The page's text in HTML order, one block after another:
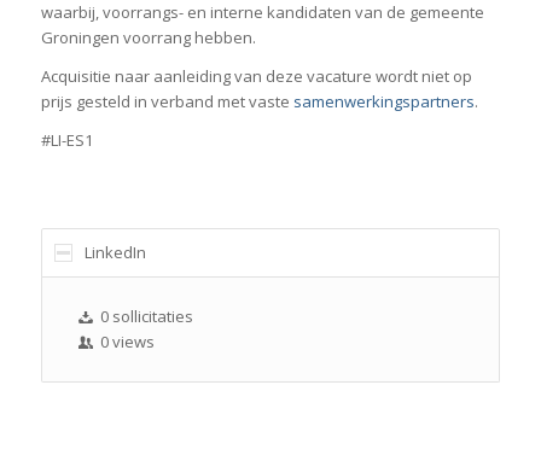
waarbij, voorrangs- en interne kandidaten van de gemeente
Groningen voorrang hebben.
Acquisitie naar aanleiding van deze vacature wordt niet op
prijs gesteld in verband met vaste samenwerkingspartners.
#LI-ES1
LinkedIn
0 sollicitaties
0 views